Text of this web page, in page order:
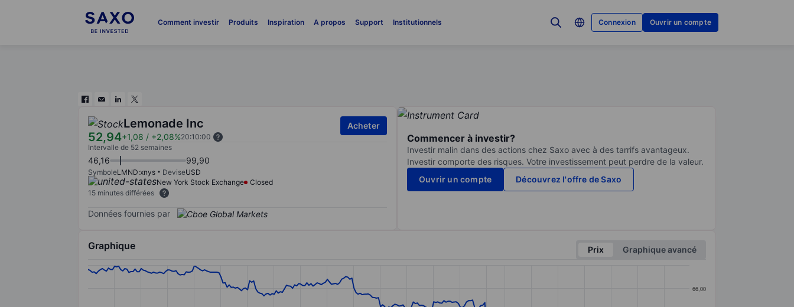
Comment investir Produits Inspiration A propos Support Institutionnels Connexion Ouvrir un compte
Lemonade Inc
52,94+1,08 / +2,08%20:10:00
Acheter
Intervalle de 52 semaines
46,16 99,90
SymboleLMND:xnys DeviseUSD
New York Stock Exchange
Closed
15 minutes différées
Données fournies par
Commencer à investir?
Investir malin dans des actions chez Saxo avec à des tarrifs avantageux.
Investir comporte des risques. Votre investissement peut perdre de la valeur.
Ouvrir un compte
Découvrez l'offre de Saxo
Graphique Prix
Graphique avancé
66,00